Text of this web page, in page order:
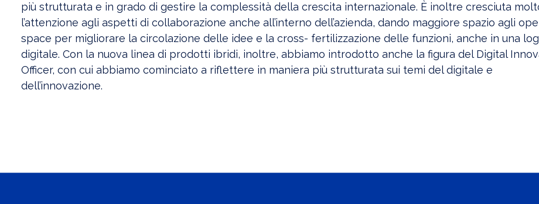
più strutturata e in grado di gestire la complessità della crescita internazionale. È inoltre cresciuta
l’attenzione agli aspetti di collaborazione anche all’interno dell’azienda, dando maggiore spazio agli
space per migliorare la circolazione delle idee e la cross- fertilizzazione delle funzioni, anche in una
digitale. Con la nuova linea di prodotti ibridi, inoltre, abbiamo introdotto anche la figura del Digital
Officer, con cui abbiamo cominciato a riflettere in maniera più strutturata sui temi del digitale e
dell’innovazione.